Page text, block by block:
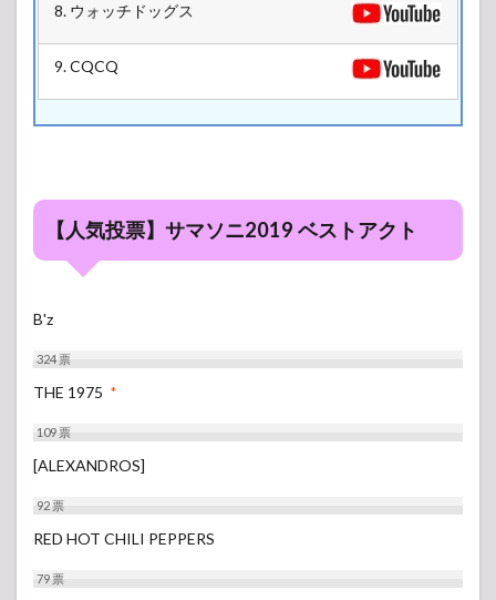
8. ウォッチドッグス
9. CQCQ
【人気投票】サマソニ2019 ベストアクト
B'z
324票
THE 1975 *
109票
[ALEXANDROS]
92票
RED HOT CHILI PEPPERS
79票